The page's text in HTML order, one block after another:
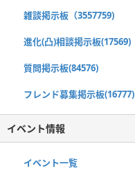
雑談掲示板（3557759)
進化(凸)相談掲示板(17569)
質問掲示板(84576)
フレンド募集掲示板(16777)
イベント情報
イベント一覧